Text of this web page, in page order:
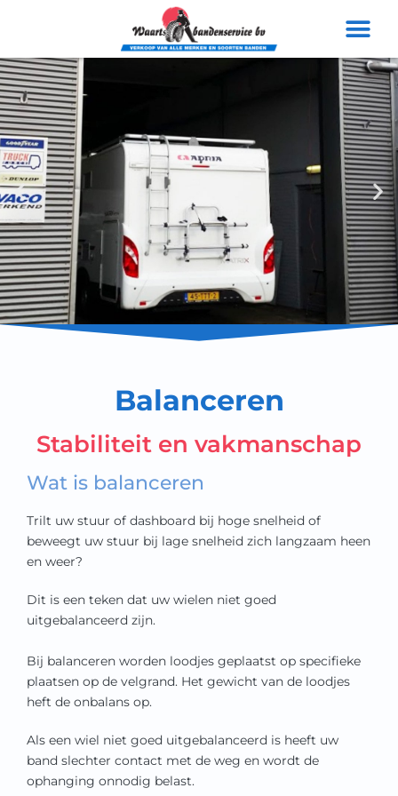
hoog in het vaandel
Balanceren
Stabiliteit en vakmanschap
Wat is balanceren
Trilt uw stuur of dashboard bij hoge snelheid of
beweegt uw stuur bij lage snelheid zich langzaam heen
en weer?
Dit is een teken dat uw wielen niet goed
uitgebalanceerd zijn.
Bij balanceren worden loodjes geplaatst op specifieke
plaatsen op de velgrand. Het gewicht van de loodjes
heft de onbalans op.
Als een wiel niet goed uitgebalanceerd is heeft uw
band slechter contact met de weg en wordt de
ophanging onnodig belast.